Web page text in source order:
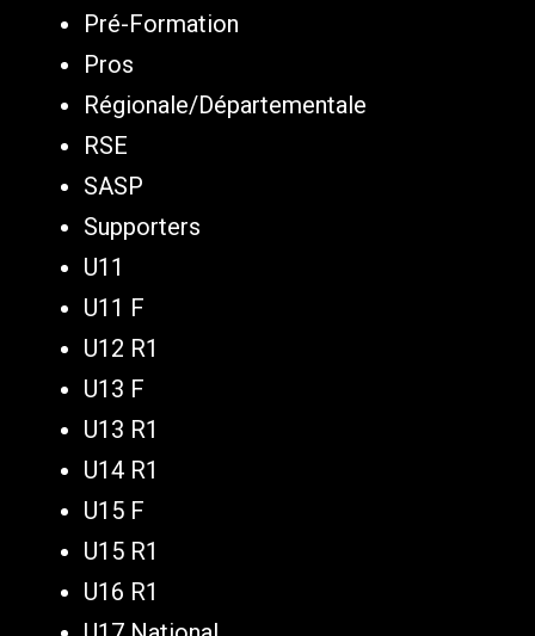
Pré-Formation
Pros
Régionale/Départementale
RSE
SASP
Supporters
U11
U11 F
U12 R1
U13 F
U13 R1
U14 R1
U15 F
U15 R1
U16 R1